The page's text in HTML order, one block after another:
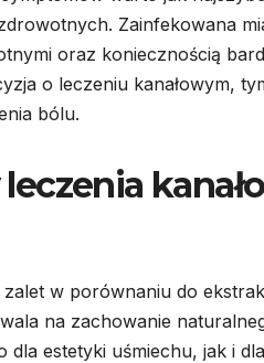
Zainfekowana
oraz koniecznością
o leczeniu kanałowym,
bólu.
leczenia
zalet w porównaniu do
na zachowanie
dla estetyki uśmiechu, jak i dla